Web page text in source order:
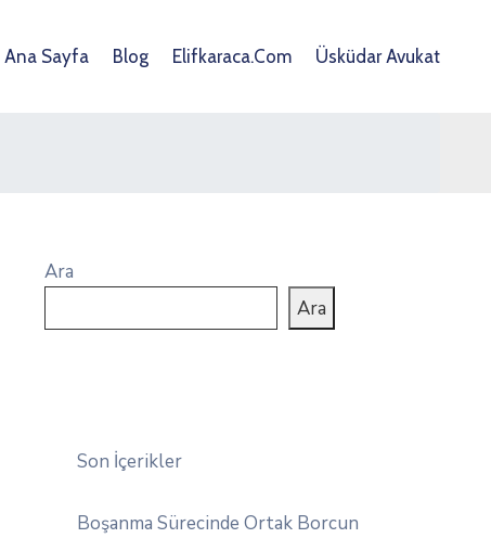
Ana Sayfa Blog Elifkaraca.com Üsküdar Avukat
Ara
Ara
Son İçerikler
Boşanma Sürecinde Ortak Borcun